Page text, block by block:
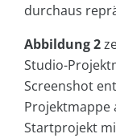
durchaus
Abbildung 2
Studio-
Screenshot
Projektmappe
Startprojekt